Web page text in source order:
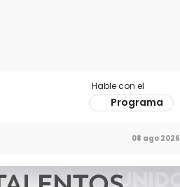
Hable con el
Programa
08 ago 2026